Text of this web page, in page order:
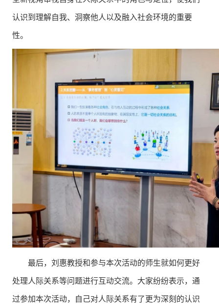
认识到理解自我、洞察他人以及融入社会环境的重要
性。
最后，刘惠教授和参与本次活动的师生就如何更好
处理人际关系等问题进行互动交流。大家纷纷表示，通
过参加本次活动，自己对人际关系有了更为深刻的认识